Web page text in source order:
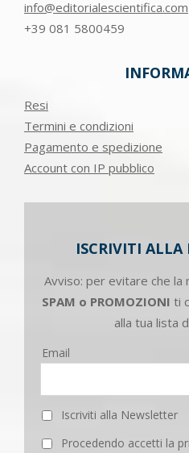
info@editorialescientifica.com
+39 081 5800459
Resi
Termini e condizioni
Pagamento e spedizione
Account con IP pubblico
ISCRIVITI ALLA
Avviso: per evitare che la
SPAM o PROMOZIONI ti
alla tua lista
Email
Iscriviti alla Newsletter
Procedendo accetti la